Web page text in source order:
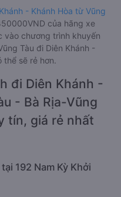
- Khánh Hòa từ Vũng
của hãng xe
vào chương trình khuyến
Tàu đi Diên Khánh -
thể sẽ rẻ hơn.
đi Diên Khánh -
- Bà Rịa-Vũng
tín, giá rẻ nhất
192 Nam Kỳ Khởi